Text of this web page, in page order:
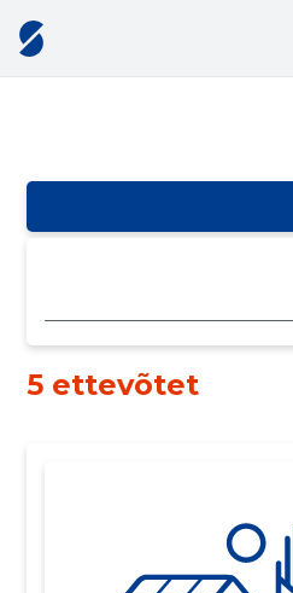
5 ettevõtet